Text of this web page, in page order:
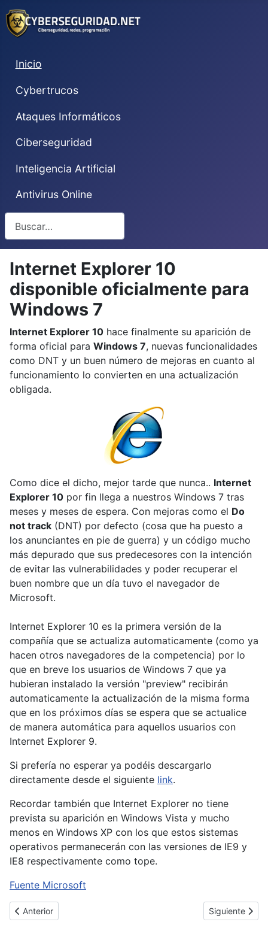
Inicio
Cybertrucos
Ataques Informáticos
Ciberseguridad
Inteligencia Artificial
Antivirus Online
Internet Explorer 10
disponible oficialmente para
Windows 7
Internet Explorer 10 hace finalmente su aparición de
forma oficial para Windows 7, nuevas funcionalidades
como DNT y un buen número de mejoras en cuanto al
funcionamiento lo convierten en una actualización
obligada.
Como dice el dicho, mejor tarde que nunca.. Internet
Explorer 10 por fin llega a nuestros Windows 7 tras
meses y meses de espera. Con mejoras como el Do
not track (DNT) por defecto (cosa que ha puesto a
los anunciantes en pie de guerra) y un código mucho
más depurado que sus predecesores con la intención
de evitar las vulnerabilidades y poder recuperar el
buen nombre que un día tuvo el navegador de
Microsoft.
Internet Explorer 10 es la primera versión de la
compañía que se actualiza automaticamente (como ya
hacen otros navegadores de la competencia) por lo
que en breve los usuarios de Windows 7 que ya
hubieran instalado la versión "preview" recibirán
automaticamente la actualización de la misma forma
que en los próximos días se espera que se actualice
de manera automática para aquellos usuarios con
Internet Explorer 9.
Si prefería no esperar ya podéis descargarlo
directamente desde el siguiente link.
Recordar también que Internet Explorer no tiene
prevista su aparición en Windows Vista y mucho
menos en Windows XP con los que estos sistemas
operativos permanecerán con las versiones de IE9 y
IE8 respectivamente como tope.
Fuente Microsoft
Artículo anterior: Google corrige un fallo en su doble factor de
Anterior Artículo
Siguiente